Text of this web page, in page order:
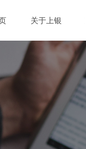
关于上银